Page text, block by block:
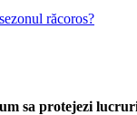
răcoros?
sa protejezi